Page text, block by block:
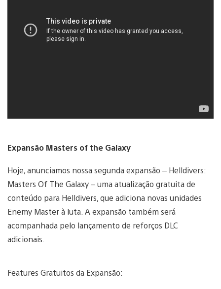
Expansão Masters of the Galaxy
Hoje, anunciamos nossa segunda expansão – Helldivers:
Masters Of The Galaxy – uma atualização gratuita de
conteúdo para Helldivers, que adiciona novas unidades
Enemy Master à luta. A expansão também será
acompanhada pelo lançamento de reforços DLC
adicionais.
Features Gratuitos da Expansão: